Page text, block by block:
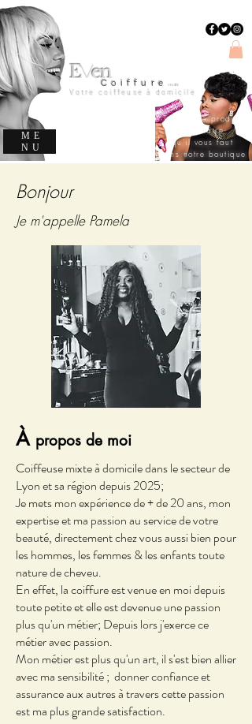
Even
Coiffure evencoiffure
Votre coiffeuse à domicile
Trouvez le produit
capillaire
qu'il vous faut
dans notre boutique
ME
NU
Bonjour
Je m'appelle Pamela
À propos de moi
Coiffeuse mixte à domicile dans le secteur de
Lyon et sa région depuis 2025;
Je mets mon expérience de + de 20 ans, mon
expertise et ma passion au service de votre
beauté, directement chez vous aussi bien pour
les hommes, les femmes & les enfants toute
nature de cheveu.
En effet, la coiffure est venue en moi depuis
toute petite et elle est devenue une passion
plus qu'un métier; Depuis lors j'exerce ce
métier avec passion.
Mon métier est plus qu'un art, il s'est bien allier
avec ma sensibilité ; donner confiance et
assurance aux autres à travers cette passion
est ma plus grande satisfaction.